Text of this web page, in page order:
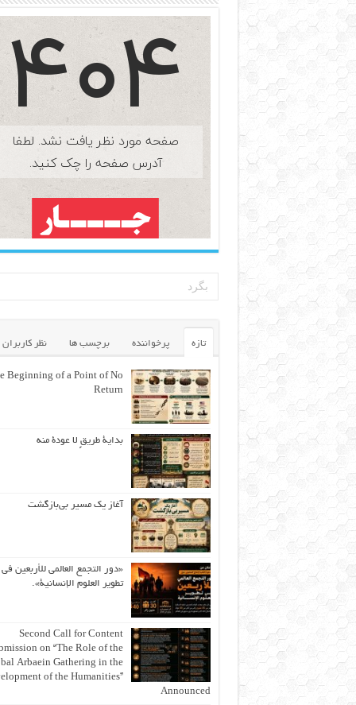
تازه پرخواننده برچسب ها نظر کاربران
Beginning of a Point of No
Return
بداية طريقٍ لا عودة منه
آغاز یک مسیر بی‌بازگشت
«دور التجمع العالمي للأربعين في
تطوير العلوم الإنسانية».
Second Call for Content
on “The Role of the
Arbaein Gathering in the
of the Humanities”
Announced